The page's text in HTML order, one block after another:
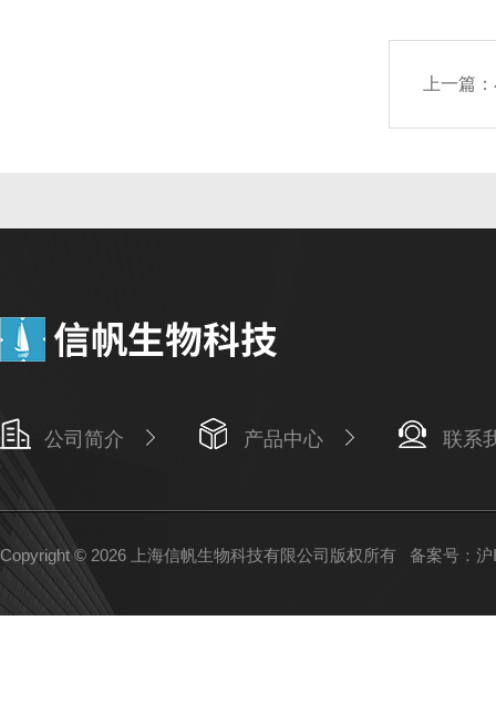
上一篇：
公司简介 产品中心 联系
Copyright © 2026 上海信帆生物科技有限公司版权所有 备案号：